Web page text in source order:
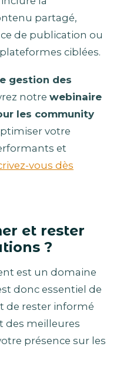
partagé,
de publication ou
ciblées.
gestion des
notre webinaire
les community
votre
et
vous dès
et rester
?
est un domaine
donc essentiel de
de rester informé
des meilleures
présence sur les